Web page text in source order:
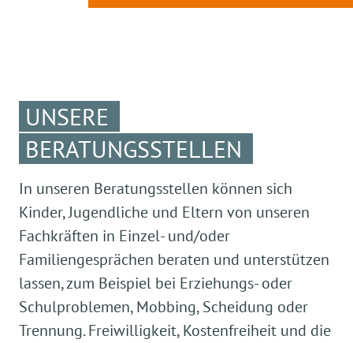
UNSERE
BERATUNGSSTELLEN
In unseren Beratungsstellen können sich
Kinder, Jugendliche und Eltern von unseren
Fachkräften in Einzel- und/oder
Familiengesprächen beraten und unterstützen
lassen, zum Beispiel bei Erziehungs- oder
Schulproblemen, Mobbing, Scheidung oder
Trennung. Freiwilligkeit, Kostenfreiheit und die